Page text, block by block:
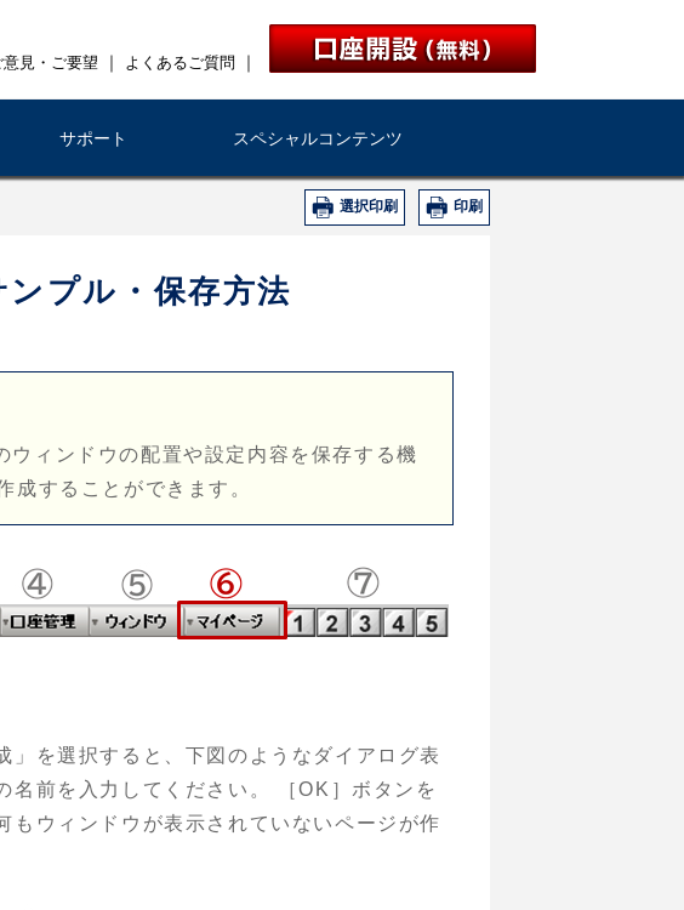
意見・ご要望 ｜ よくあるご質問 ｜
サポート スペシャルコンテンツ
印刷
選択印刷
プル・保存方法
ィンドウの配置や設定内容を保存する機
成することができます。
」を選択すると、下図のようなダイアログ表
名前を入力してください。 ［OK］ボタンを
もウィンドウが表示されていないページが作